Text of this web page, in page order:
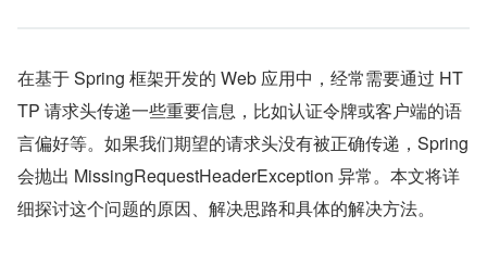
在基于 Spring 框架开发的 Web 应用中，经常需要通过 HT
TP 请求头传递一些重要信息，比如认证令牌或客户端的语
言偏好等。如果我们期望的请求头没有被正确传递，Spring
会抛出 MissingRequestHeaderException 异常。本文将详
细探讨这个问题的原因、解决思路和具体的解决方法。